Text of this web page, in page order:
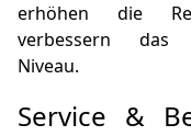
erhöhen die
verbessern das
Niveau.
Service &